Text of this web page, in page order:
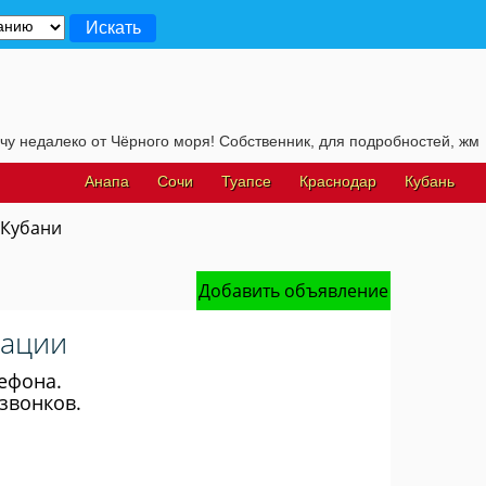
Добавить объявление
Кубань
Краснодар
Туапсе
Сочи
Анапа
от Чёрного моря! Собственник, для подробностей, жмите